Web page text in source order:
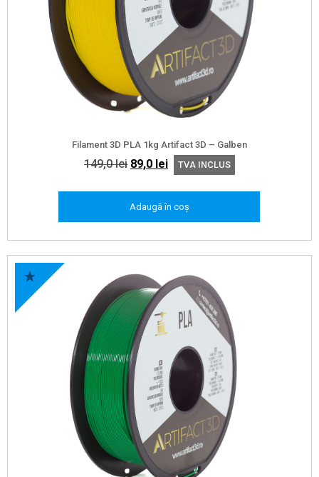
Filament 3D PLA 1kg Artifact 3D – Galben
149,0lei Prețul
fost:
89,0 leiPrețul
curent
89,0 lei.
TVA INCLUS
Adaugă în coș